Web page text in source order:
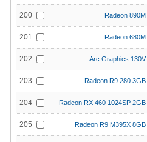
200 Radeon 890M
201 Radeon 680M
202 Arc Graphics 130V
203 Radeon R9 280 3GB
204 Radeon RX 460 1024SP 2GB
205 Radeon R9 M395X 8GB